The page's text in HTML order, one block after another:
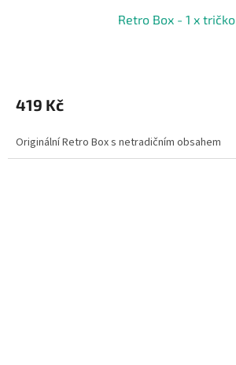
Retro Box - 1 x tričko
produktu
je
z
5
419 Kč
Originální Retro Box s netradičním obsahem